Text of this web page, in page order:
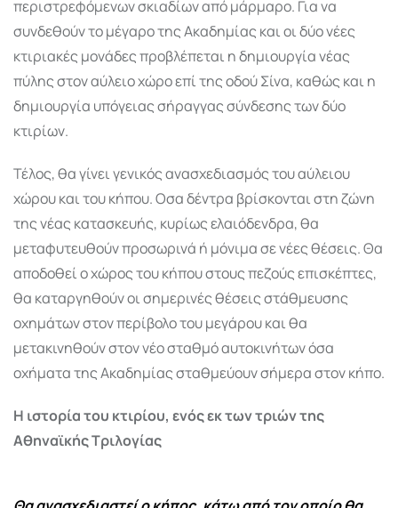
περιστρεφόμενων σκιαδίων από μάρμαρο. Για να
συνδεθούν το μέγαρο της Ακαδημίας και οι δύο νέες
κτιριακές μονάδες προβλέπεται η δημιουργία νέας
πύλης στον αύλειο χώρο επί της οδού Σίνα, καθώς και η
δημιουργία υπόγειας σήραγγας σύνδεσης των δύο
κτιρίων.
Τέλος, θα γίνει γενικός ανασχεδιασμός του αύλειου
χώρου και του κήπου. Οσα δέντρα βρίσκονται στη ζώνη
της νέας κατασκευής, κυρίως ελαιόδενδρα, θα
μεταφυτευθούν προσωρινά ή μόνιμα σε νέες θέσεις. Θα
αποδοθεί ο χώρος του κήπου στους πεζούς επισκέπτες,
θα καταργηθούν οι σημερινές θέσεις στάθμευσης
οχημάτων στον περίβολο του μεγάρου και θα
μετακινηθούν στον νέο σταθμό αυτοκινήτων όσα
οχήματα της Ακαδημίας σταθμεύουν σήμερα στον κήπο.
Η ιστορία του κτιρίου, ενός εκ των τριών της
Αθηναϊκής Τριλογίας